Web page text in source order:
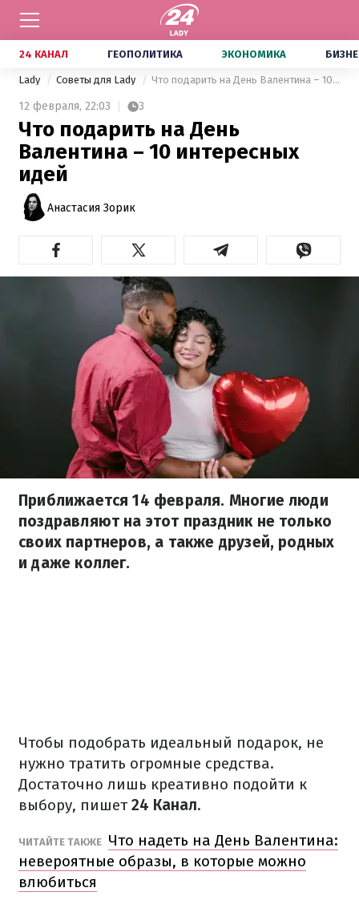
24 КАНАЛ ГЕОПОЛИТИКА ЭКОНОМИКА
Lady Советы для Lady Что подарить на День Валентина – 10 интересных идей
12 февраля, 22:03 3
Что подарить на День
Валентина – 10 интересных
идей
Анастасия Зорик
Приближается 14 февраля. Многие люди
поздравляют на этот праздник не только
своих партнеров, а также друзей, родных
и даже коллег.
Чтобы подобрать идеальный подарок, не
нужно тратить огромные средства.
Достаточно лишь креативно подойти к
выбору, пишет24 Канал.
ЧИТАЙТЕ ТАКЖЕ Что надеть на День Валентина:
невероятные образы, в которые можно
влюбиться